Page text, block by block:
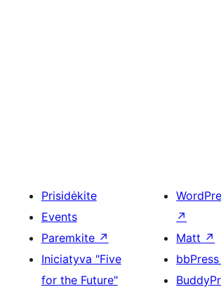
Prisidėkite
Events
Paremkite ↗
Iniciatyva "Five
for the Future"
↗
Matt ↗
bbPress